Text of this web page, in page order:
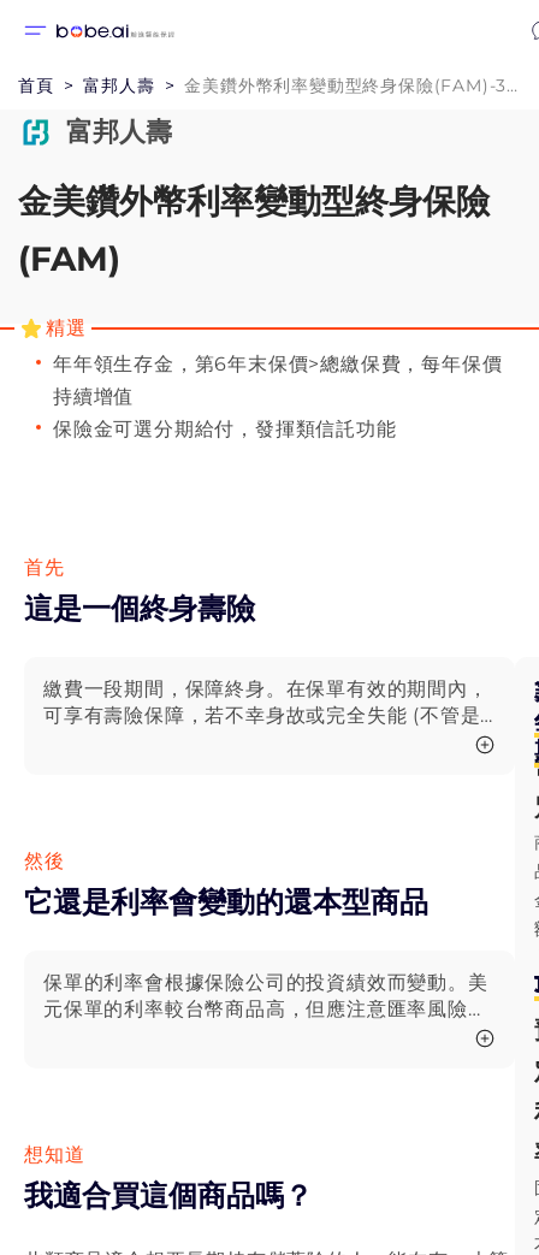
首頁 富邦人壽 金美鑽外幣利率變動型終身保險(FAM)-3年期
富邦人壽
金美鑽外幣利率變動型終身保險
(FAM)
精選
年年領生存金，第6年末保價>總繳保費，每年保價
持續增值
保險金可選分期給付，發揮類信託功能
首先
這是一個終身壽險
繳費一段期間，保障終身。在保單有效的期間內，
可享有壽險保障，若不幸身故或完全失能 (不管是
中途不想保了，也不用擔心保費被吃掉，解約都可
以領回剩餘的保單價值。
然後
它還是利率會變動的還本型商品
保單的利率會根據保險公司的投資績效而變動。美
元保單的利率較台幣商品高，但應注意匯率風險。
礎的利率 (預定利率)。因保單的利率會根據保險公
司的投資績效而變動，所以叫「利率變動型商
品」。 什麼是還本型商品？ 還本型商品的特色是
險公司滾出的利息，類似存本取息。 這類型商品的
想知道
我適合買這個商品嗎？